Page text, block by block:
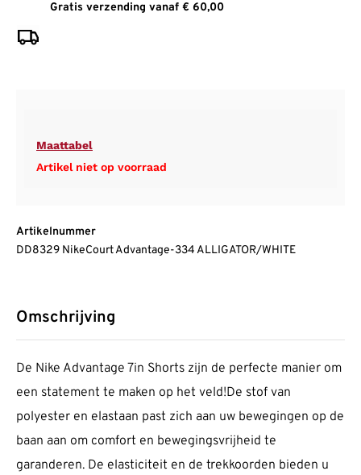
Gratis verzending vanaf € 60,00
Maattabel
Artikel niet op voorraad
Artikelnummer
DD8329 NikeCourt Advantage-334 ALLIGATOR/WHITE
Omschrijving
De Nike Advantage 7in Shorts zijn de perfecte manier om
een statement te maken op het veld!De stof van
polyester en elastaan past zich aan uw bewegingen op de
baan aan om comfort en bewegingsvrijheid te
garanderen. De elasticiteit en de trekkoorden bieden u